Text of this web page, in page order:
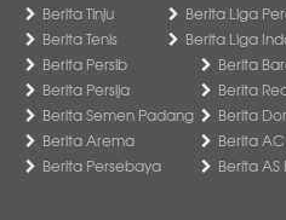
Berita Tinju
Berita Tenis
Berita Liga
Berita Liga
Berita Persib
Berita Persija
Berita Semen Padang
Berita Arema
Berita Persebaya
Berita
Berita
Berita
Berita
Berita